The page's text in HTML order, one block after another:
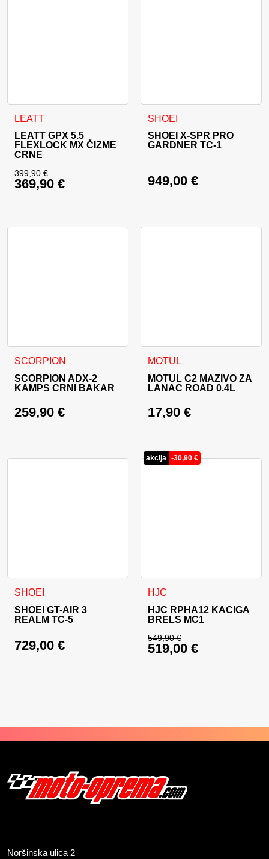
LEATT
LEATT GPX 5.5
FLEXLOCK MX ČIZME
CRNE
399,90€
Izvorna cijena bila je: 399,90 €.
369,90 €
Ovaj proizvod ima više varijanti. Opcije se mogu odabrati
SHOEI
SHOEI X-SPR PRO
GARDNER TC-1
949,00 €
Ovaj proizvod ima više
SCORPION
SCORPION ADX-2
KAMPS CRNI BAKAR
259,90 €
MOTUL
MOTUL C2 MAZIVO ZA
LANAC ROAD 0.4L
17,90 €
SHOEI
SHOEI GT-AIR 3
REALM TC-5
729,00 €
Ovaj proizvod ima više varijanti. Opcije se mogu odabrati
akcija -30,90 €
HJC
HJC RPHA12 KACIGA
BRELS MC1
549,90€
Izvorna cijena bila
519,00 €
Ovaj proizvod ima više
Noršinska ulica 2